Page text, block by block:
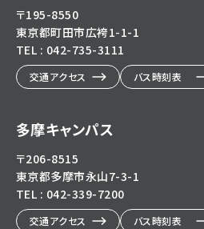
〒195-8550
東京都町田市広袴1-1-1
TEL : 042-735-3111
交通アクセス バス時刻表
多摩キャンパス
〒206-8515
東京都多摩市永山7-3-1
TEL : 042-339-7200
交通アクセス バス時刻表